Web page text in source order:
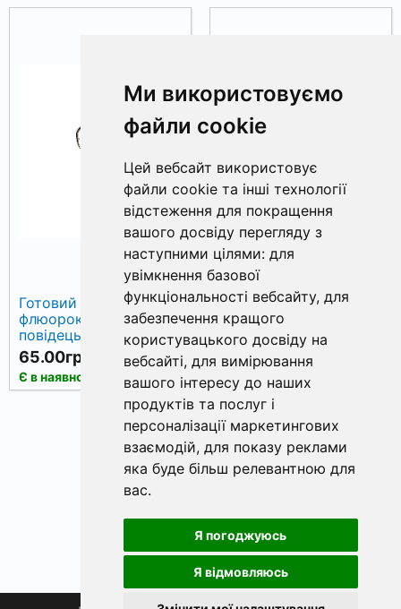
Ми використовуємо
файли cookie
Цей вебсайт використовує
файли cookie та інші технології
відстеження для покращення
вашого досвіду перегляду з
наступними цілями: для
увімкнення базової
функціональності вебсайту, для
забезпечення кращого
користувацького досвіду на
вебсайті, для вимірювання
вашого інтересу до наших
продуктів та послуг і
персоналізації маркетингових
взаємодій, для показу реклами
яка буде більш релевантною для
вас.
Я погоджуюсь
Я відмовляюсь
Готовий
флюорокарбоновий
повідець W4C
FLUOROCARBON HAIR
RIG, гачок WIDE GAPE
№ 6, 17 см
65.00грн.
Є в наявності
Готовий
флюорокарбоновий
повідець W4C
FLUOROCARBON HAIR
RIG, гачок WIDE GAPE
№ 8, 17 см
65.00грн.
Є в наявності
« 1 2 »